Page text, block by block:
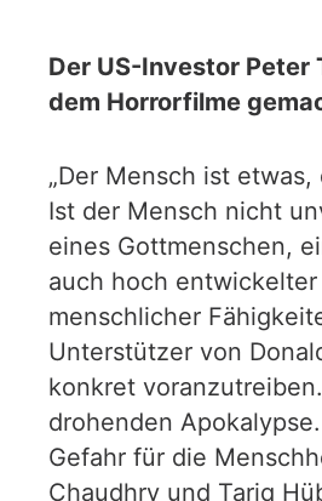
Der US-Investor
dem Horrorfilme
„Der Mensch ist
Ist der Mensch nicht
eines Gottmenschen,
auch hoch
menschlicher
Unterstützer von
konkret
drohenden
Gefahr für die
Chaudhry und Tariq